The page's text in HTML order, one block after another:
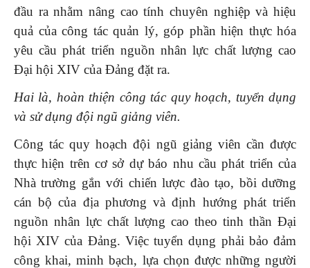
đầu ra nhằm nâng cao tính chuyên nghiệp và hiệu
quả của công tác quản lý, góp phần hiện thực hóa
yêu cầu phát triển nguồn nhân lực chất lượng cao
Đại hội XIV của Đảng đặt ra.
Hai là, hoàn thiện công tác quy hoạch, tuyển dụng
và sử dụng đội ngũ giảng viên.
Công tác quy hoạch đội ngũ giảng viên cần được
thực hiện trên cơ sở dự báo nhu cầu phát triển của
Nhà trường gắn với chiến lược đào tạo, bồi dưỡng
cán bộ của địa phương và định hướng phát triển
nguồn nhân lực chất lượng cao theo tinh thần Đại
hội XIV của Đảng. Việc tuyển dụng phải bảo đảm
công khai, minh bạch, lựa chọn được những người